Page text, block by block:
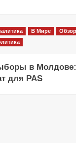
В Мире
в
для PAS